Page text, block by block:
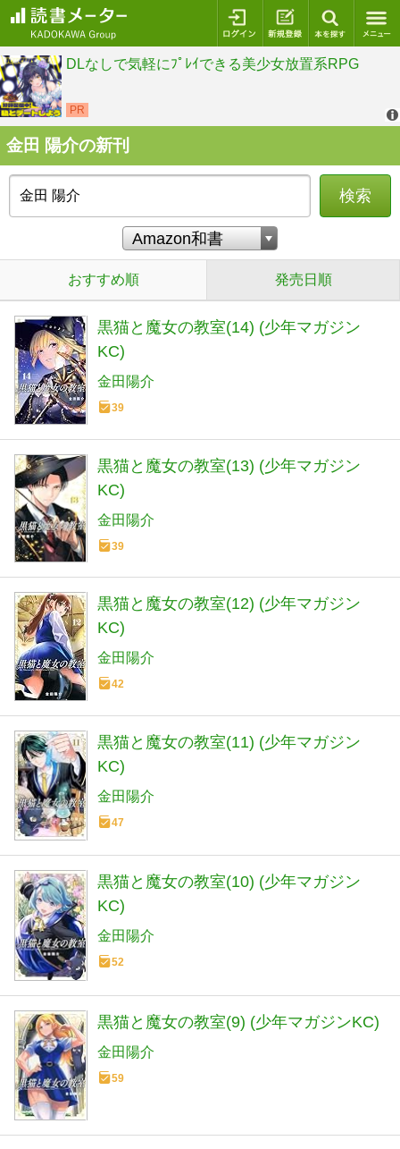
ログイン 新規登録
金田 陽介の新刊
検索
おすすめ順 発売日順
黒猫と魔女の教室(14) (少年マガジン
KC)
金田陽介
39
黒猫と魔女の教室(13) (少年マガジン
KC)
金田陽介
39
黒猫と魔女の教室(12) (少年マガジン
KC)
金田陽介
42
黒猫と魔女の教室(11) (少年マガジン
KC)
金田陽介
47
黒猫と魔女の教室(10) (少年マガジン
KC)
金田陽介
52
黒猫と魔女の教室(9) (少年マガジンKC)
金田陽介
59